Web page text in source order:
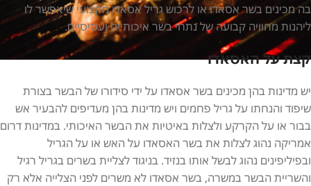
בה מכינים בשר אסאדו או לרכוש גריל אסאדו מקצועי שיאפשר לו
ליהנות מחוויה קבועה של נתחי בשר איכותיים ועסיסיים.
קצת על האסאדו
יש מדינות בהן מכינים בשר אסאדו על ידי סידורו של הבשר בצורת
שיפוד והנחתו על גריל פחמים ויש מדינות בהן מעדיפים להבעיר אש
בבור או על הקרקע ולצלות באיטיות את הבשר האיכותי. במדינות דרום
אמריקה נהוג לצלות את בשר האסאדו על האש או על הגריל
ובפיליפינים נהוג לבשל אותו בנזיד. בניגוד לצליית בשרים בגריל רגיל
והשריית הבשר במשרה, בשר אסאדו לא משרים לפני הצלייה אלא רק